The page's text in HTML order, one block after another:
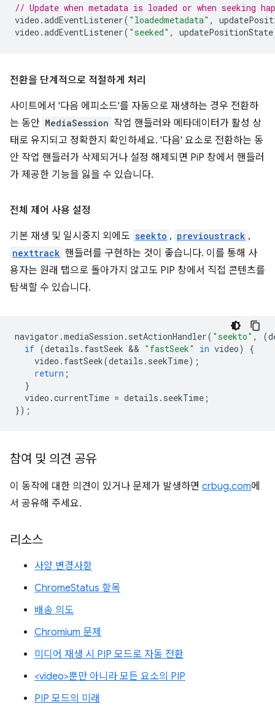
// Update when metadata is loaded or when seeking
video .addEventListener( "loadedmetadata" ,
video .addEventListener( "seeked" , updatePositionState
전환을 단계적으로 적절하게 처리
사이트에서 '다음 에피소드'를 자동으로 재생하는 경우 전환하
는 동안 MediaSession 작업 핸들러와 메타데이터가 활성 상
태로 유지되고 정확한지 확인하세요. '다음' 요소로 전환하는 동
안 작업 핸들러가 삭제되거나 설정 해제되면 PiP 창에서 핸들러
가 제공한 기능을 잃을 수 있습니다.
전체 제어 사용 설정
기본 재생 및 일시중지 외에도 seekto , previoustrack ,
nexttrack 핸들러를 구현하는 것이 좋습니다. 이를 통해 사
용자는 원래 탭으로 돌아가지 않고도 PIP 창에서 직접 콘텐츠를
탐색할 수 있습니다.
navigator .mediaSession . setActionHandler( "seekto" , (
if (details . fastSeek && "fastSeek" in video)
{
video . fastSeek(details . seekTime);
return ;
}
video .currentTime = details . seekTime ;
});
참여 및 의견 공유
이 동작에 대한 의견이 있거나 문제가 발생하면 crbug.com에
서 공유해 주세요.
리소스
사양 변경사항
ChromeStatus 항목
배송 의도
Chromium 문제
미디어 재생 시 PIP 모드로 자동 전환
<video>뿐만 아니라 모든 요소의 PIP
PIP 모드의 미래